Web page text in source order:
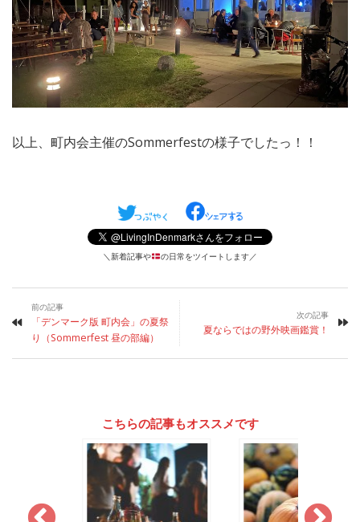
以上、町内会主催のSommerfestの様子でしたっ！！
＼新着記事や の日常をツイートします／
前の記事
「デンマーク版 町内会」の夏祭
り（Sommerfest 昼の部編）
次の記事
夏ならではの野外映画鑑賞！
こちらの記事もオススメです